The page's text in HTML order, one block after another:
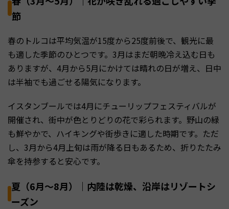
節
春のトルコは平均気温が15度から25度前後で、観光に最
も適した季節のひとつです。3月はまだ朝晩冷え込む日も
ありますが、4月から5月にかけては晴れの日が増え、日中
は半袖でも過ごせる陽気になります。
イスタンブールでは4月にチューリップフェスティバルが
開催され、街中が色とりどりの花で彩られます。野山の緑
も鮮やかで、ハイキングや街歩きに適した時期です。ただ
し、3月から4月上旬は雨が降る日もあるため、折りたたみ
傘を持参すると安心です。
夏（6月〜8月）｜内陸は乾燥、沿岸はリゾートシ
ーズン